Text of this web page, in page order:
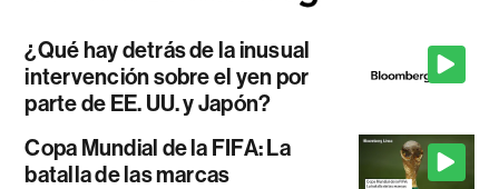
¿Qué hay detrás de la inusual
intervención sobre el yen por
parte de EE. UU. y Japón?
Copa Mundial de la FIFA: La
batalla de las marcas